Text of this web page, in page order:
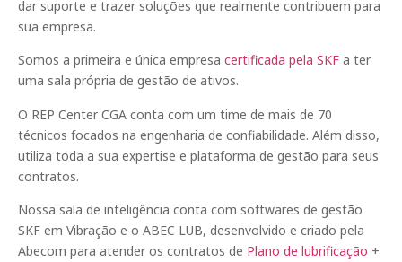
dar suporte e trazer soluções que realmente contribuem para
sua empresa.
Somos a primeira e única empresa certificada pela SKF a ter
uma sala própria de gestão de ativos.
O REP Center CGA conta com um time de mais de 70
técnicos focados na engenharia de confiabilidade. Além disso,
utiliza toda a sua expertise e plataforma de gestão para seus
contratos.
Nossa sala de inteligência conta com softwares de gestão
SKF em Vibração e o ABEC LUB, desenvolvido e criado pela
Abecom para atender os contratos de Plano de lubrificação +